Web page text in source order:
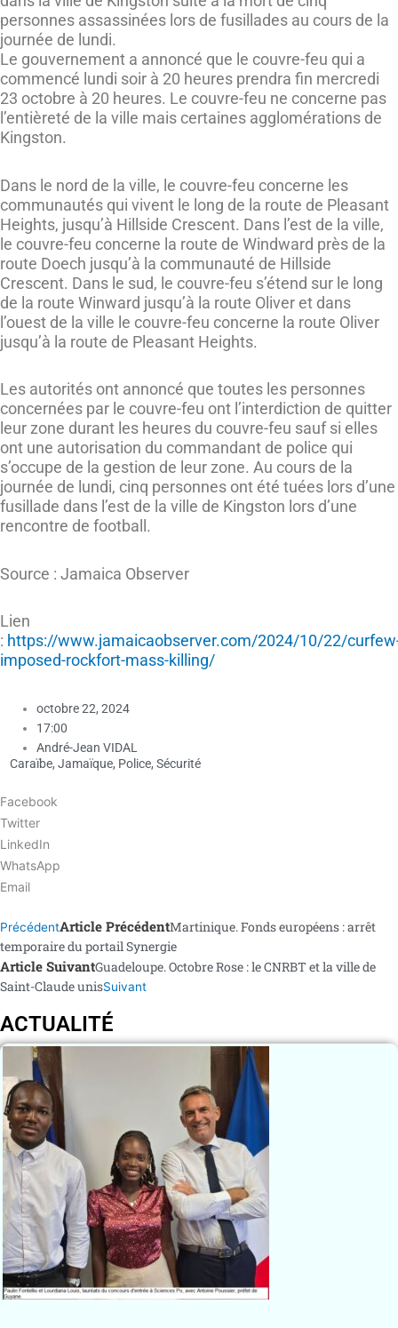
personnes assassinées lors de fusillades au cours de la
journée de lundi.
Le gouvernement a annoncé que le couvre-feu qui a
commencé lundi soir à 20 heures prendra fin mercredi
23 octobre à 20 heures. Le couvre-feu ne concerne pas
l’entièreté de la ville mais certaines agglomérations de
Kingston.
Dans le nord de la ville, le couvre-feu concerne les
communautés qui vivent le long de la route de Pleasant
Heights, jusqu’à Hillside Crescent. Dans l’est de la ville,
le couvre-feu concerne la route de Windward près de la
route Doech jusqu’à la communauté de Hillside
Crescent. Dans le sud, le couvre-feu s’étend sur le long
de la route Winward jusqu’à la route Oliver et dans
l’ouest de la ville le couvre-feu concerne la route Oliver
jusqu’à la route de Pleasant Heights.
Les autorités ont annoncé que toutes les personnes
concernées par le couvre-feu ont l’interdiction de quitter
leur zone durant les heures du couvre-feu sauf si elles
ont une autorisation du commandant de police qui
s’occupe de la gestion de leur zone. Au cours de la
journée de lundi, cinq personnes ont été tuées lors d’une
fusillade dans l’est de la ville de Kingston lors d’une
rencontre de football.
Source : Jamaica Observer
Lien
: https://www.jamaicaobserver.com/2024/10/22/
imposed-rockfort-mass-killing/
octobre 22, 2024
17:00
André-Jean VIDAL
Caraïbe, Jamaïque, Police, Sécurité
Facebook
Twitter
LinkedIn
WhatsApp
Email
PrécédentArticle PrécédentMartinique. Fonds européens : arrêt
temporaire du portail Synergie
Article SuivantGuadeloupe. Octobre Rose : le CNRBT et la ville de
Saint-Claude unisSuivant
ACTUALITÉ